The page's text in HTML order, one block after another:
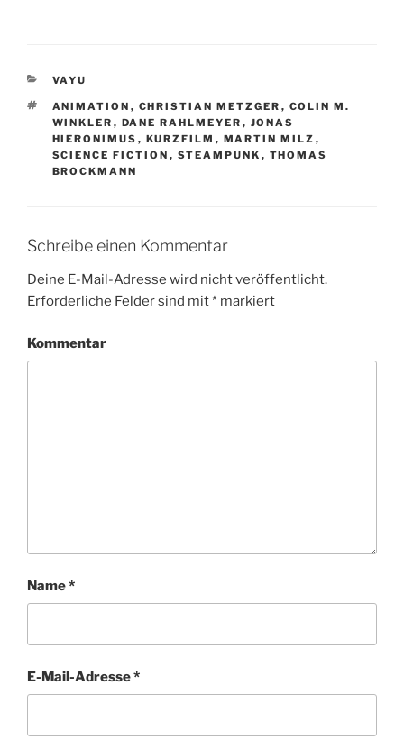
KATEGORIEN
VAYU
SCHLAGWÖRTER
ANIMATION , CHRISTIAN METZGER , COLIN M.
WINKLER , DANE RAHLMEYER , JONAS
HIERONIMUS , KURZFILM , MARTIN MILZ ,
SCIENCE FICTION , STEAMPUNK , THOMAS
BROCKMANN
Schreibe einen Kommentar
Deine E-Mail-Adresse wird nicht veröffentlicht.
Erforderliche Felder sind mit* markiert
Kommentar
Name*
E-Mail-Adresse*